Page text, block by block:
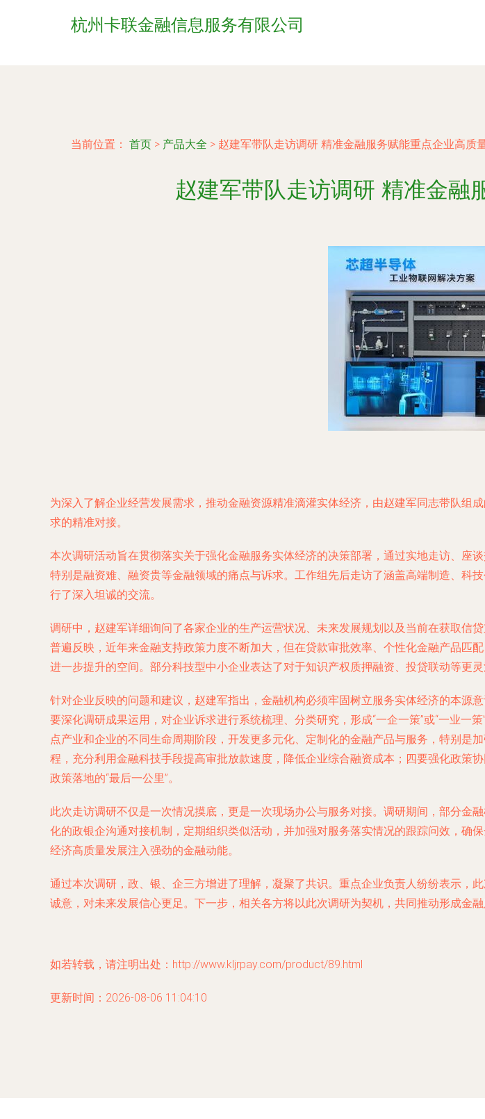
杭州卡联金融信息服务有限公司
当前位置： 首页 > 产品大全 > 赵建军带队走访调研 精准金融服务赋能重点企业高质
赵建军带队走访调研 精准金融
为深入了解企业经营发展需求，推动金融资源精准滴灌实体经济，由赵建军同志带队组
求的精准对接。
本次调研活动旨在贯彻落实关于强化金融服务实体经济的决策部署，通过实地走访、座
特别是融资难、融资贵等金融领域的痛点与诉求。工作组先后走访了涵盖高端制造、科
行了深入坦诚的交流。
调研中，赵建军详细询问了各家企业的生产运营状况、未来发展规划以及当前在获取信
普遍反映，近年来金融支持政策力度不断加大，但在贷款审批效率、个性化金融产品匹
进一步提升的空间。部分科技型中小企业表达了对于知识产权质押融资、投贷联动等更灵
针对企业反映的问题和建议，赵建军指出，金融机构必须牢固树立服务实体经济的本源
要深化调研成果运用，对企业诉求进行系统梳理、分类研究，形成“一企一策”或“一业
点产业和企业的不同生命周期阶段，开发更多元化、定制化的金融产品与服务，特别
程，充分利用金融科技手段提高审批放款速度，降低企业综合融资成本；四要强化政策
政策落地的“最后一公里”。
此次走访调研不仅是一次情况摸底，更是一次现场办公与服务对接。调研期间，部分
化的政银企沟通对接机制，定期组织类似活动，并加强对服务落实情况的跟踪问效，确
经济高质量发展注入强劲的金融动能。
通过本次调研，政、银、企三方增进了理解，凝聚了共识。重点企业负责人纷纷表示，
诚意，对未来发展信心更足。下一步，相关各方将以此次调研为契机，共同推动形成金融
如若转载，请注明出处：http://www.kljrpay.com/product/89.html
更新时间：2026-08-06 11:04:10